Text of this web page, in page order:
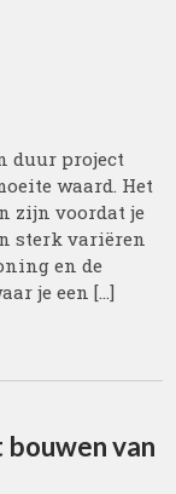
duur project
waard. Het
zijn voordat je
sterk variëren
en de
je een […]
bouwen van